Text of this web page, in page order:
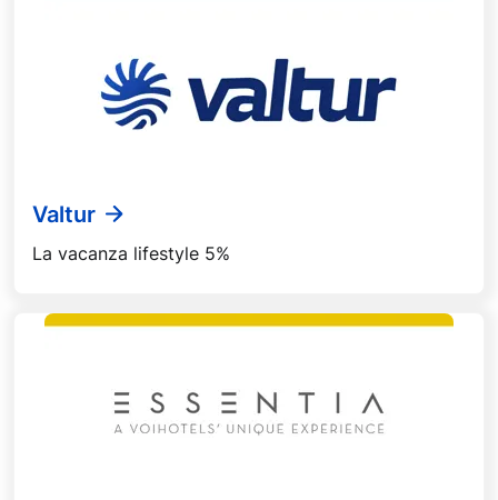
Valtur
La vacanza lifestyle 5%